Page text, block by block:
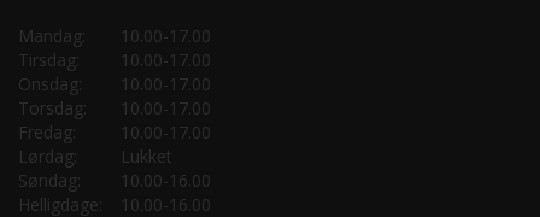
Mandag:
10.00-17.00
Tirsdag:
10.00-17.00
Onsdag:
10.00-17.00
Torsdag:
10.00-17.00
Fredag:
10.00-17.00
Lørdag:
Lukket
Søndag:
10.00-16.00
Helligdage:
10.00-16.00